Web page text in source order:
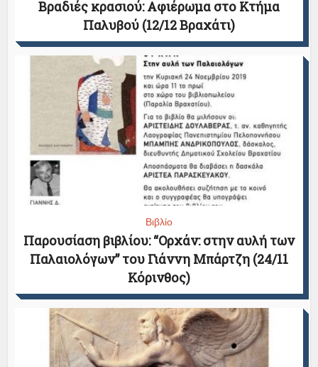
Βραδιές κρασιού: Αφιέρωμα στο Κτήμα
Παλυβού (12/12 Βραχάτι)
Βιβλίο
Παρουσίαση βιβλίου: “Ορχάν: στην αυλή των
Παλαιολόγων” του Γιάννη Μπάρτζη (24/11
Κόρινθος)